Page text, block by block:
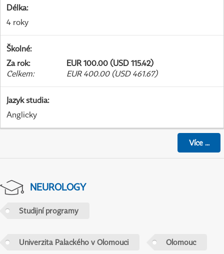
Délka:
4 roky
Školné:
Za rok:
EUR 100.00 (USD 115.42)
Celkem: EUR 400.00 (USD 461.67)
Jazyk studia:
Anglicky
Více...
NEUROLOGY
Studijní programy
Univerzita Palackého v Olomouci Olomouc